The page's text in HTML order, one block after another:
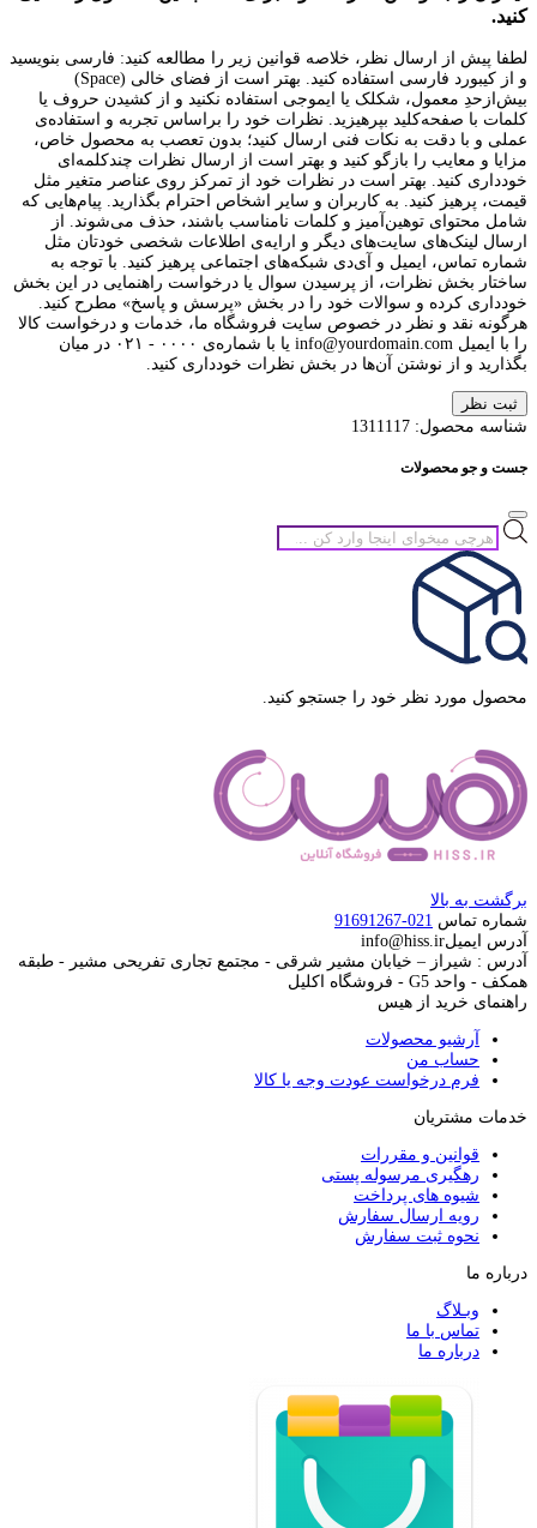
کنید.
لطفا پیش از ارسال نظر، خلاصه قوانین زیر را مطالعه کنید: فارسی بنویسید
و از کیبورد فارسی استفاده کنید. بهتر است از فضای خالی (Space)
بیش‌از‌حدِ معمول، شکلک یا ایموجی استفاده نکنید و از کشیدن حروف یا
کلمات با صفحه‌کلید بپرهیزید. نظرات خود را براساس تجربه و استفاده‌ی
عملی و با دقت به نکات فنی ارسال کنید؛ بدون تعصب به محصول خاص،
مزایا و معایب را بازگو کنید و بهتر است از ارسال نظرات چندکلمه‌‌ای
خودداری کنید. بهتر است در نظرات خود از تمرکز روی عناصر متغیر مثل
قیمت، پرهیز کنید. به کاربران و سایر اشخاص احترام بگذارید. پیام‌هایی که
شامل محتوای توهین‌آمیز و کلمات نامناسب باشند، حذف می‌شوند. از
ارسال لینک‌های سایت‌های دیگر و ارایه‌ی اطلاعات شخصی خودتان مثل
شماره تماس، ایمیل و آی‌دی شبکه‌های اجتماعی پرهیز کنید. با توجه به
ساختار بخش نظرات، از پرسیدن سوال یا درخواست راهنمایی در این بخش
خودداری کرده و سوالات خود را در بخش «پرسش و پاسخ» مطرح کنید.
هرگونه نقد و نظر در خصوص سایت فروشگاه ما، خدمات و درخواست کالا
را با ایمیل info@yourdomain.com یا با شماره‌ی ۰۰۰۰ - ۰۲۱ در میان
بگذارید و از نوشتن آن‌ها در بخش نظرات خودداری کنید.
ثبت نظر
شناسه محصول: 1311117
جست و جو محصولات
جستجوی
محصولات
محصول مورد نظر خود را جستجو کنید.
برگشت به بالا
شماره تماس 021-91691267
آدرس ایمیلinfo@hiss.ir
آدرس : شیراز – خیابان مشیر شرقی - مجتمع تجاری تفریحی مشیر - طبقه
همکف - واحد G5 - فروشگاه اکلیل
راهنمای خرید از هیس
آرشیو محصولات
حساب من
فرم درخواست عودت وجه یا کالا
خدمات مشتریان
قوانین و مقررات
رهگیری مرسوله پستی
شیوه های پرداخت
رویه ارسال سفارش
نحوه ثبت سفارش
درباره ما
وبـلاگ
تماس با ما
درباره ما